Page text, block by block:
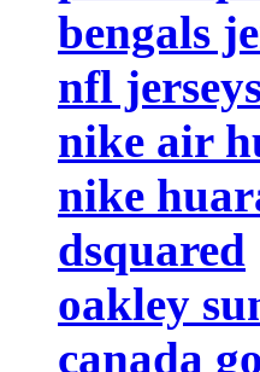
bengals
nfl
nike air
nike
dsquared
oakley
canada